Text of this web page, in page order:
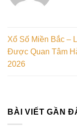
Xổ Số Miền Bắc –
Được Quan Tâm
2026
BÀI VIẾT GẦN